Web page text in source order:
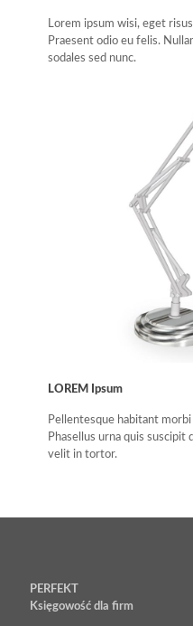
Lorem ipsum wisi, eget
Praesent odio eu felis.
sodales sed nunc.
LOREM Ipsum
Pellentesque habitant
Phasellus urna quis
velit in tortor.
PERFEKT
Księgowość dla firm